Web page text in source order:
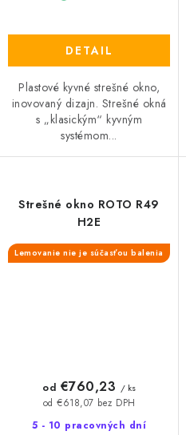
DETAIL
Plastové kyvné strešné okno,
inovovaný dizajn. Strešné okná
s „klasickým“ kyvným
systémom...
Strešné okno ROTO R49
H2E
Lemovanie nie je súčasťou balenia
5 - 10 pracovných dní
od €618,07 bez DPH
od €760,23 / ks